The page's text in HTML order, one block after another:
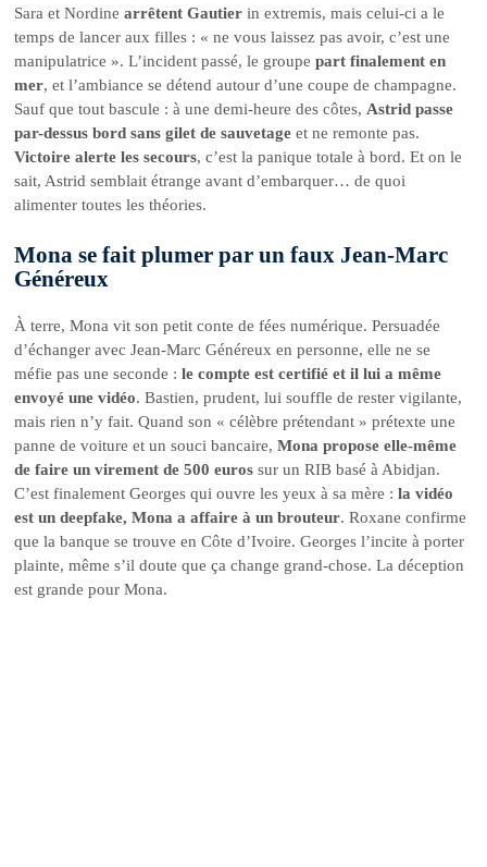
Sara et Nordinearrêtent Gautier in extremis, mais celui-ci a le
temps de lancer aux filles : « ne vous laissez pas avoir, c’est une
manipulatrice ». L’incident passé, le groupepart finalement en
mer, et l’ambiance se détend autour d’une coupe de champagne.
Sauf que tout bascule : à une demi-heure des côtes, Astrid passe
par-dessus bord sans gilet de sauvetage et ne remonte pas.
Victoire alerte les secours, c’est la panique totale à bord. Et on le
sait, Astrid semblait étrange avant d’embarquer… de quoi
alimenter toutes les théories.
Mona se fait plumer par un faux Jean-Marc
Généreux
À terre, Mona vit son petit conte de fées numérique. Persuadée
d’échanger avec Jean-Marc Généreux en personne, elle ne se
méfie pas une seconde :le compte est certifié et il lui a même
envoyé une vidéo. Bastien, prudent, lui souffle de rester vigilante,
mais rien n’y fait. Quand son « célèbre prétendant » prétexte une
panne de voiture et un souci bancaire,Mona propose elle-même
de faire un virement de 500 euros sur un RIB basé à Abidjan.
C’est finalement Georges qui ouvre les yeux à sa mère :la vidéo
est un deepfake, Mona a affaire à un brouteur. Roxane confirme
que la banque se trouve en Côte d’Ivoire. Georges l’incite à porter
plainte, même s’il doute que ça change grand-chose. La déception
est grande pour Mona.